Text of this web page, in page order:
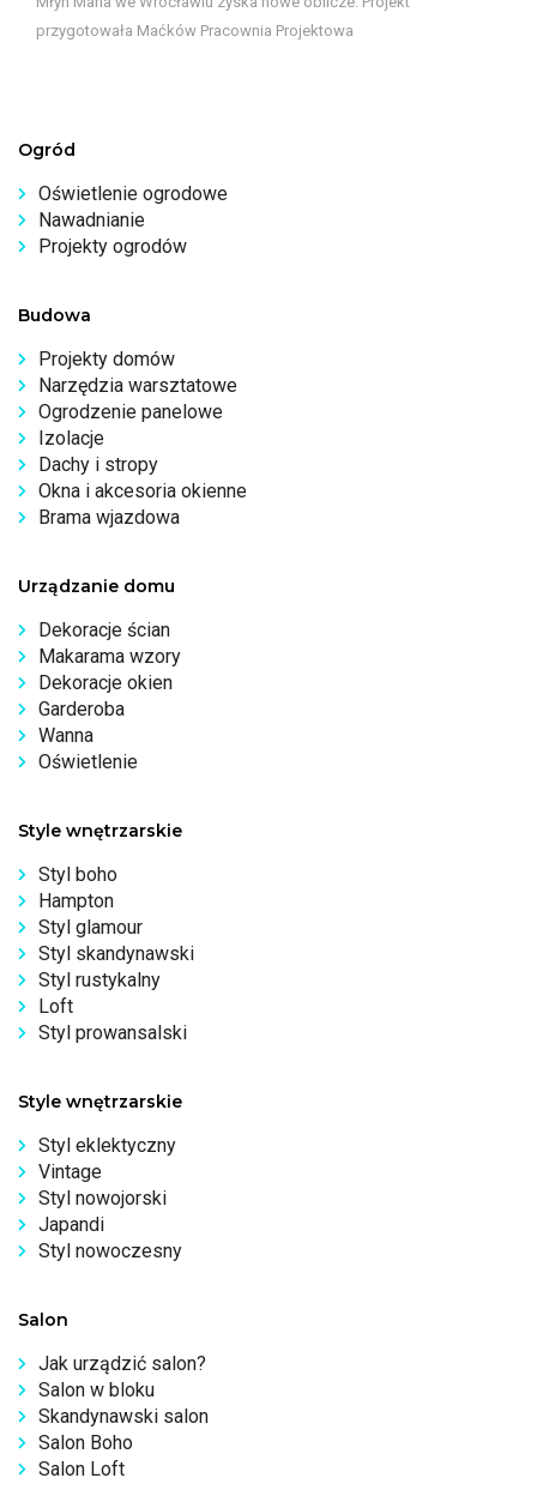
przygotowała Maćków Pracownia Projektowa
Ogród
Oświetlenie ogrodowe
Nawadnianie
Projekty ogrodów
Budowa
Projekty domów
Narzędzia warsztatowe
Ogrodzenie panelowe
Izolacje
Dachy i stropy
Okna i akcesoria okienne
Brama wjazdowa
Urządzanie domu
Dekoracje ścian
Makarama wzory
Dekoracje okien
Garderoba
Wanna
Oświetlenie
Style wnętrzarskie
Styl boho
Hampton
Styl glamour
Styl skandynawski
Styl rustykalny
Loft
Styl prowansalski
Style wnętrzarskie
Styl eklektyczny
Vintage
Styl nowojorski
Japandi
Styl nowoczesny
Salon
Jak urządzić salon?
Salon w bloku
Skandynawski salon
Salon Boho
Salon Loft